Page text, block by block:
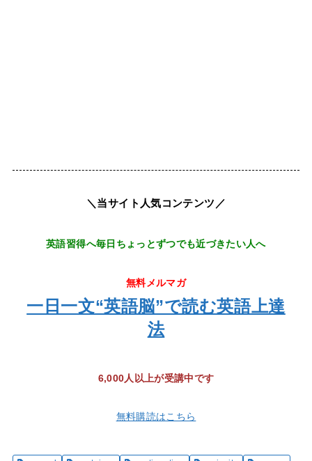
＼当サイト人気コンテンツ／
英語習得へ毎日ちょっとずつでも近づきたい人へ
無料メルマガ
一日一文“英語脳”で読む英語上達
法
6,000人以上が受講中です
無料購読はこちら